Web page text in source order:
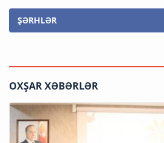
ŞƏRHLƏR
OXŞAR XƏBƏRLƏR